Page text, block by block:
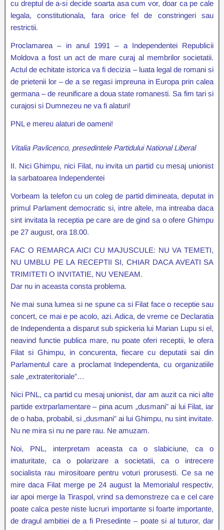
cu dreptul de a-si decide soarta asa cum vor, doar ca pe cale
legala, constitutionala, fara orice fel de constringeri sau
restrictii.
Proclamarea – in anul 1991 – a Independentei Republicii
Moldova a fost un act de mare curaj al membrilor societatii.
Actul de echitate istorica va fi decizia – luata legal de romani si
de prietenii lor – de a se regasi impreuna in Europa prin calea
germana – de reunificare a doua state romanesti. Sa fim tari si
curajosi si Dumnezeu ne va fi alaturi!
PNL e mereu alaturi de oameni!
Vitalia Pavlicenco, presedintele Partidului National Liberal
II. Nici Ghimpu, nici Filat, nu invita un partid cu mesaj unionist
la sarbatoarea Independentei
Vorbeam la telefon cu un coleg de partid dimineata, deputat in
primul Parlament democratic si, intre altele, ma intreaba daca
sint invitata la receptia pe care are de gind sa o ofere Ghimpu
pe 27 august, ora 18.00.
FAC O REMARCA AICI CU MAJUSCULE: NU VA TEMETI,
NU UMBLU PE LA RECEPTII SI, CHIAR DACA AVEATI SA
TRIMITETI O INVITATIE, NU VENEAM.
Dar nu in aceasta consta problema.
Ne mai suna lumea si ne spune ca si Filat face o receptie sau
concert, ce mai e pe acolo, azi. Adica, de vreme ce Declaratia
de Independenta a disparut sub spickeria lui Marian Lupu si el,
neavind functie publica mare, nu poate oferi receptii, le ofera
Filat si Ghimpu, in concurenta, fiecare cu deputatii sai din
Parlamentul care a proclamat Independenta, cu organizatiile
sale „extrateritoriale”…
Nici PNL, ca partid cu mesaj unionist, dar am auzit ca nici alte
partide extrparlamentare – pina acum „dusmani” ai lui Filat, iar
de o haba, probabil, si „dusmani” ai lui Ghimpu, nu sint invitate.
Nu ne mira si nu ne pare rau. Ne amuzam.
Noi, PNL, interpretam aceasta ca o slabiciune, ca o
imaturitate, ca o polarizare a societatii, ca o intrecere
socialista rau mirositoare pentru voturi prorusesti. Ce sa ne
mire daca Filat merge pe 24 august la Memorialul respectiv,
iar apoi merge la Tiraspol, vrind sa demonstreze ca e cel care
poate calca peste niste lucruri importante si foarte importante,
de dragul ambitiei de a fi Presedinte – poate si al tuturor, dar